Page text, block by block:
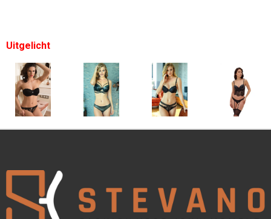
Uitgelicht